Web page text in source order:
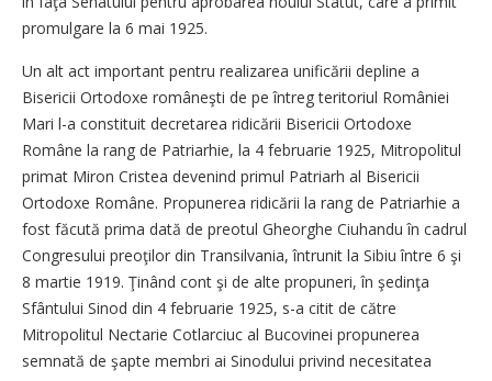
promulgare la 6 mai 1925.
Un alt act important pentru realizarea unificării depline a
Bisericii Ortodoxe româneşti de pe întreg teritoriul României
Mari l-a constituit decretarea ridicării Bisericii Ortodoxe
Române la rang de Patriarhie, la 4 februarie 1925, Mitropolitul
primat Miron Cristea devenind primul Patriarh al Bisericii
Ortodoxe Române. Propunerea ridicării la rang de Patriarhie a
fost făcută prima dată de preotul Gheorghe Ciuhandu în cadrul
Congresului preoţilor din Transilvania, întrunit la Sibiu între 6 şi
8 martie 1919. Ţinând cont şi de alte propuneri, în şedinţa
Sfântului Sinod din 4 februarie 1925, s-a citit de către
Mitropolitul Nectarie Cotlarciuc al Bucovinei propunerea
semnată de şapte membri ai Sinodului privind necesitatea